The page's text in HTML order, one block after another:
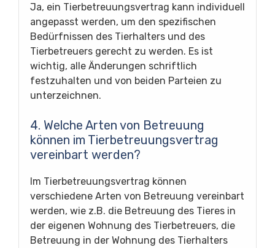
Ja, ein Tierbetreuungsvertrag kann individuell
angepasst werden, um den spezifischen
Bedürfnissen des Tierhalters und des
Tierbetreuers gerecht zu werden. Es ist
wichtig, alle Änderungen schriftlich
festzuhalten und von beiden Parteien zu
unterzeichnen.
4. Welche Arten von Betreuung
können im Tierbetreuungsvertrag
vereinbart werden?
Im Tierbetreuungsvertrag können
verschiedene Arten von Betreuung vereinbart
werden, wie z.B. die Betreuung des Tieres in
der eigenen Wohnung des Tierbetreuers, die
Betreuung in der Wohnung des Tierhalters